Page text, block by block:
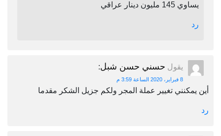
يساوي 145 مليون دينار عراقي
رد
يقول حسني حسن شبل:
8 فبراير، 2020 الساعة 3:59 م
أين يمكنني تغيير عملة المجر ولكم جزيل الشكر مقدما
رد